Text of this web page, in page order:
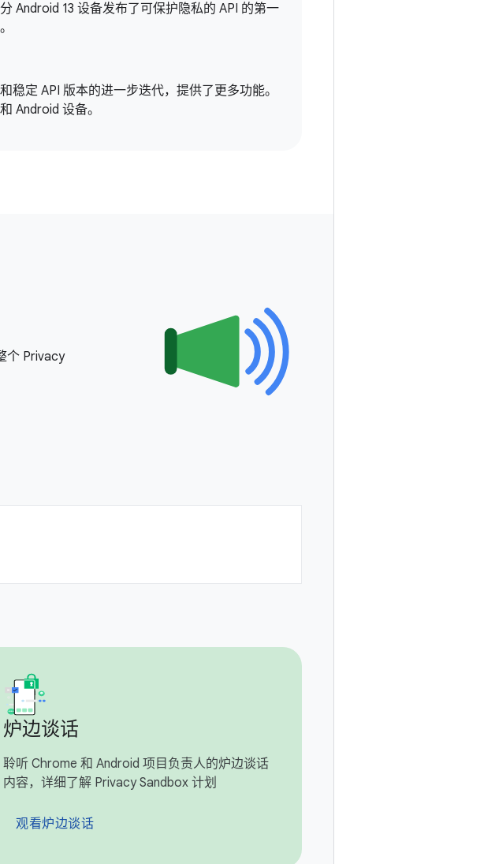
Android 13 设备发布了可保护隐私的 API 的第一
稳定 API 版本的进一步迭代，提供了更多功能。
Android 设备。
个 Privacy
炉边谈话
聆听 Chrome 和 Android 项目负责人的炉边谈话
内容，详细了解 Privacy Sandbox 计划
观看炉边谈话